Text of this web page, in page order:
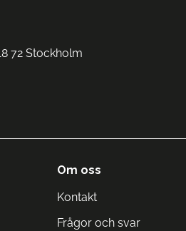
72 Stockholm
Om oss
Kontakt
Frågor och svar